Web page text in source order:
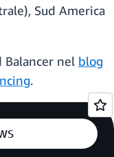
Sud America
Balancer nel blog
.